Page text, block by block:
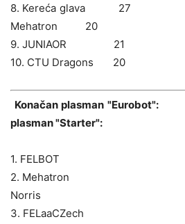
8. Kereća
Mehatron 20
9.
10. CTU Dragons 20
Konačan plasman
plasman "Starter":
1. FELBOT
2. Mehatron
Norris
3. FELaaCZech